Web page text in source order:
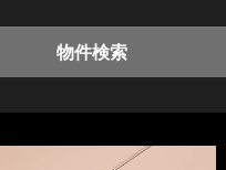
物件検索